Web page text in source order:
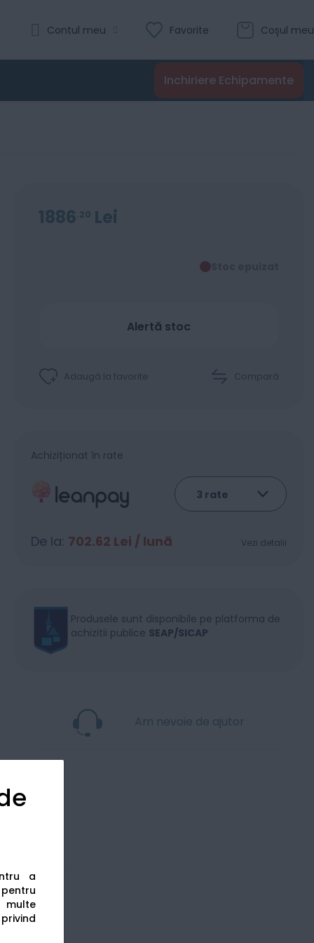
a
multe
Coșul meu
Favorite
Contul meu
Inchiriere Echipamente
1886 20 Lei
Stoc epuizat
Alertă stoc
Adaugă la favorite Compară
Achiziționat în rate
De la: 702.62 Lei / lună Vezi detalii
Produsele sunt disponibile pe platforma de
achizitii publice SEAP/SICAP
Am nevoie de ajutor